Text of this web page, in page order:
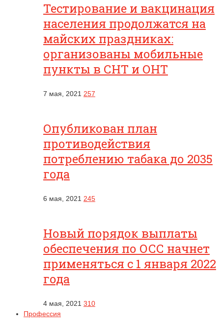
Тестирование и вакцинация
населения продолжатся на
майских праздниках:
организованы мобильные
пункты в СНТ и ОНТ
7 мая, 2021 257
Опубликован план
противодействия
потреблению табака до 2035
года
6 мая, 2021 245
Новый порядок выплаты
обеспечения по ОСС начнет
применяться с 1 января 2022
года
4 мая, 2021 310
Профессия